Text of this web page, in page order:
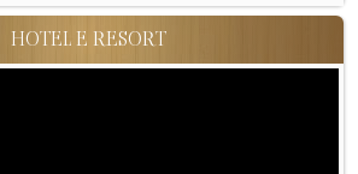
HOTEL E RESORT